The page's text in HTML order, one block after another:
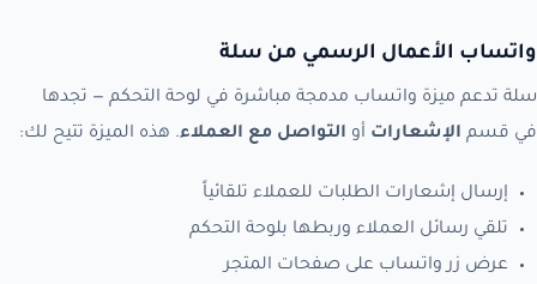
واتساب الأعمال الرسمي من سلة
سلة تدعم ميزة واتساب مدمجة مباشرة في لوحة التحكم — تجدها
في قسم الإشعارات أو التواصل مع العملاء. هذه الميزة تتيح لك:
إرسال إشعارات الطلبات للعملاء تلقائياً
تلقي رسائل العملاء وربطها بلوحة التحكم
عرض زر واتساب على صفحات المتجر